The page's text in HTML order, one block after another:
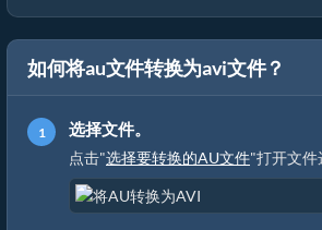
如何将au文件转换为avi文件？
选择文件。
点击"选择要转换的AU文件"打开文件